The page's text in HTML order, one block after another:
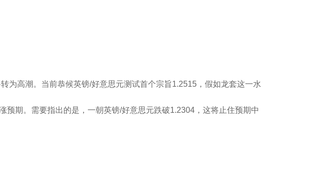
为高潮。当前恭候英镑/好意思元测试首个宗旨1.2515，假如龙套这一水
期。需要指出的是，一朝英镑/好意思元跌破1.2304，这将止住预期中